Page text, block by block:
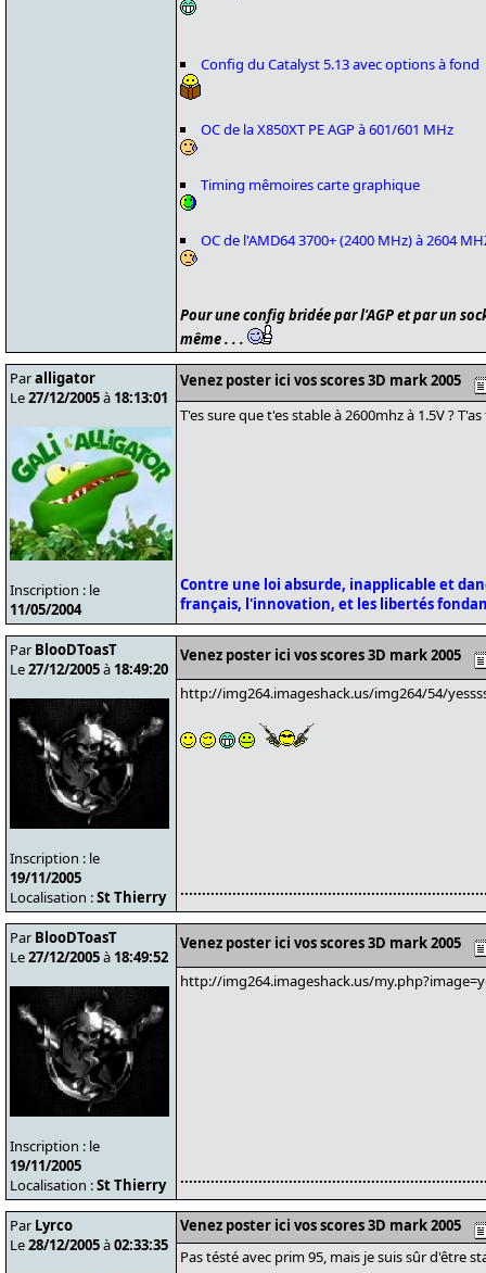
Config du Catalyst 5.13 avec options à fond
OC de la X850XT PE AGP à 601/601 MHz
Timing mêmoires carte graphique
OC de l'AMD64 3700+ (2400 MHz) à 2604
Pour une config bridée par l'AGP et par un
même . . .
Paralligator
Le27/12/2005à 18:13:01
Inscription : le
11/05/2004
Venez poster ici vos scores 3D mark 2005
T'es sure que t'es stable à 2600mhz à 1.5V ?
Contre une loi absurde, inapplicable et
français, l'innovation, et les libertés
Par BlooDToasT
Le27/12/2005à 18:49:20
Inscription : le
19/11/2005
Localisation :St Thierry
Venez poster ici vos scores 3D mark 2005
http://img264.imageshack.us/img264/54/
Par BlooDToasT
Le27/12/2005à 18:49:52
Inscription : le
19/11/2005
Localisation :St Thierry
Venez poster ici vos scores 3D mark 2005
http://img264.imageshack.us/
Par Lyrco
Le28/12/2005à02:33:35
Venez poster ici vos scores 3D mark 2005
Pas tésté avec prim 95, mais je suis sûr d'être